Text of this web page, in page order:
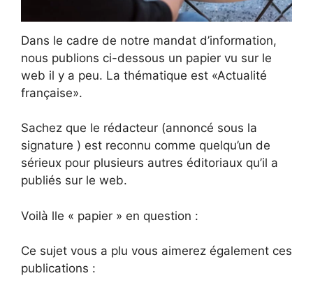
Dans le cadre de notre mandat d’information,
nous publions ci-dessous un papier vu sur le
web il y a peu. La thématique est «Actualité
française».
Sachez que le rédacteur (annoncé sous la
signature ) est reconnu comme quelqu’un de
sérieux pour plusieurs autres éditoriaux qu’il a
publiés sur le web.
Voilà lle « papier » en question :
Ce sujet vous a plu vous aimerez également ces
publications :